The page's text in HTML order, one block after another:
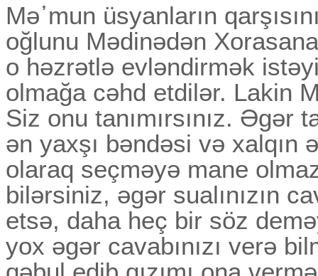
Mə᾽mun üsyanların
oğlunu Mədinədən
o həzrətlə evləndirmək
olmağa cəhd etdilər. Lakin
Siz onu tanımırsınız. Әgər
ən yaxşı bəndəsi və xalqın
olaraq seçməyə mane
bilərsiniz, əgər sualınızın
etsə, daha heç bir söz
yox əgər cavabınızı verə